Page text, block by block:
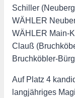
Schiller
WÄHLER
WÄHLER Main-
Clauß
Bruchköbler-
Auf Platz 4
langjähriges